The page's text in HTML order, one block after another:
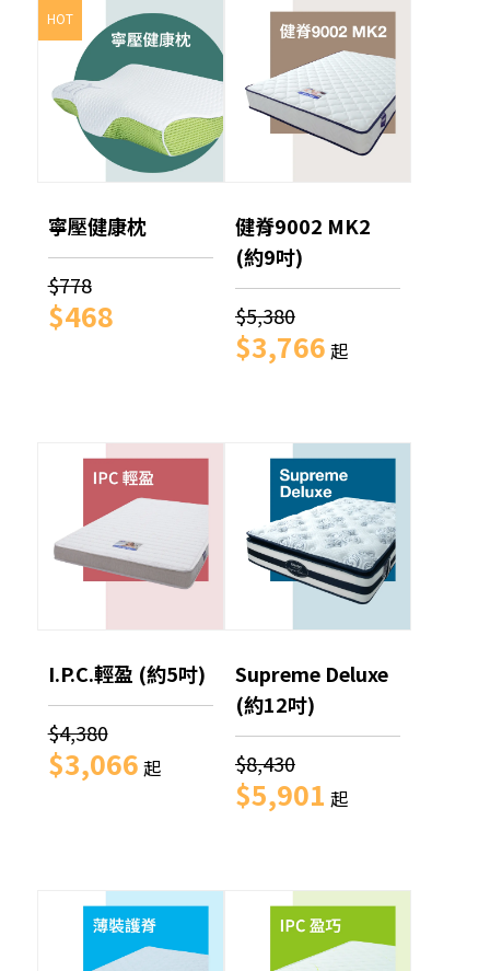
HOT
寧壓健康枕
$778
$468
健脊9002 MK2
(約9吋)
$5,380
$3,766 起
I.P.C.輕盈 (約5吋)
$4,380
$3,066 起
Supreme Deluxe
(約12吋)
$8,430
$5,901 起